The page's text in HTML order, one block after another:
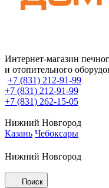
Интернет-магазин
и отопительного
+7 (831) 212-91-99
+7 (831) 212-91-99
+7 (831) 262-15-05
Нижний Новгород
Казань Чебоксары
Нижний Новгород
Поиск